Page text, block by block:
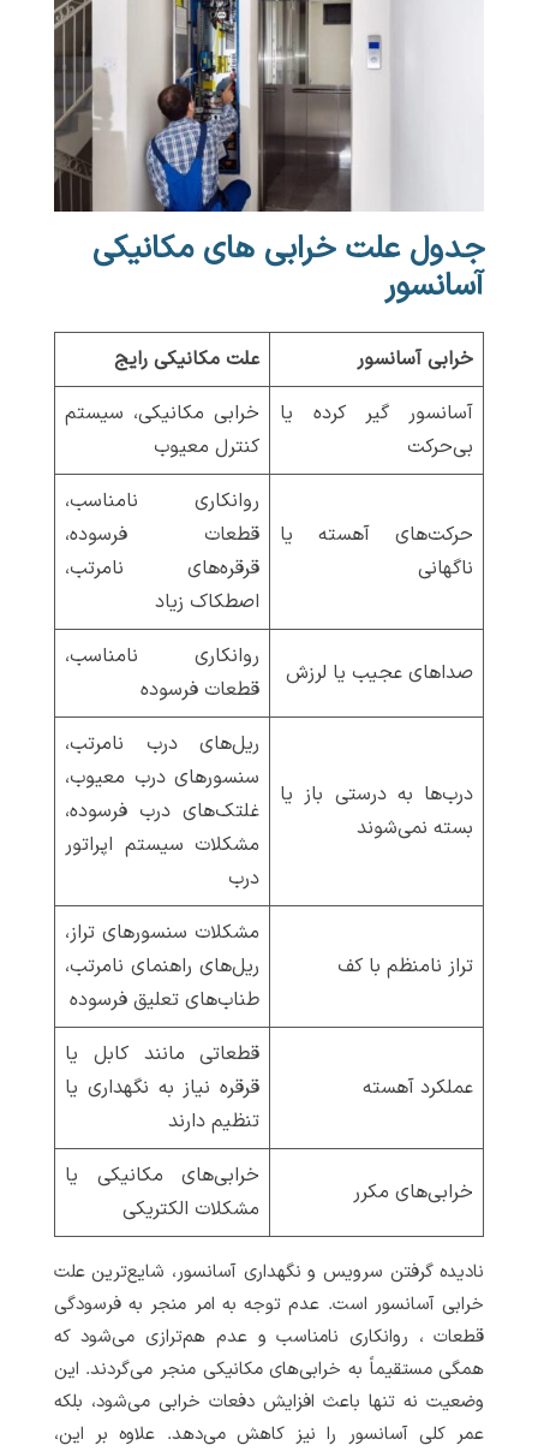
جدول علت خرابی های مکانیکی
آسانسور
خرابی آسانسور
علت مکانیکی رایج
آسانسور گیر کرده یا
بی‌حرکت
خرابی مکانیکی، سیستم
کنترل معیوب
حرکت‌های آهسته یا
ناگهانی
روانکاری نامناسب،
قطعات فرسوده،
قرقره‌های نامرتب،
اصطکاک زیاد
صداهای عجیب یا لرزش
روانکاری نامناسب،
قطعات فرسوده
درب‌ها به درستی باز یا
بسته نمی‌شوند
ریل‌های درب نامرتب،
سنسورهای درب معیوب،
غلتک‌های درب فرسوده،
مشکلات سیستم اپراتور
درب
تراز نامنظم با کف
مشکلات سنسورهای تراز،
ریل‌های راهنمای نامرتب،
طناب‌های تعلیق فرسوده
عملکرد آهسته
قطعاتی مانند کابل یا
قرقره نیاز به نگهداری یا
تنظیم دارند
خرابی‌های مکرر
خرابی‌های مکانیکی یا
مشکلات الکتریکی
نادیده گرفتن سرویس و نگهداری آسانسور، شایع‌ترین علت
خرابی آسانسور است. عدم توجه به امر منجر به فرسودگی
قطعات ، روانکاری نامناسب و عدم هم‌ترازی می‌شود که
همگی مستقیماً به خرابی‌های مکانیکی منجر می‌گردند. این
وضعیت نه تنها باعث افزایش دفعات خرابی می‌شود، بلکه
عمر کلی آسانسور را نیز کاهش می‌دهد. علاوه بر این،